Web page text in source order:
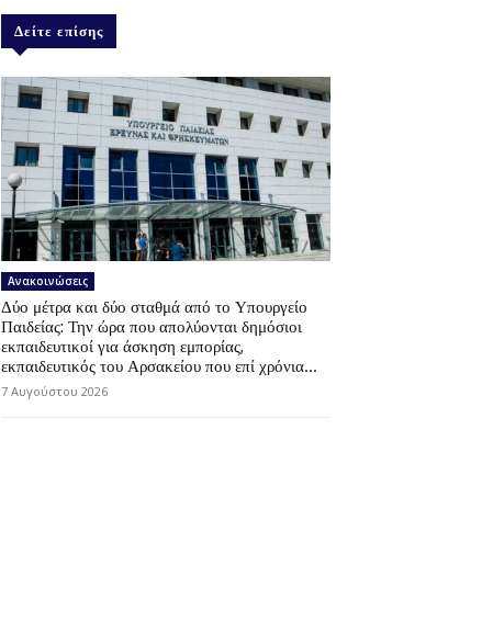
Δείτε επίσης
Ανακοινώσεις
Δύο μέτρα και δύο σταθμά από το Υπουργείο
Παιδείας: Την ώρα που απολύονται δημόσιοι
εκπαιδευτικοί για άσκηση εμπορίας,
εκπαιδευτικός του Αρσακείου που επί χρόνια...
7 Αυγούστου 2026